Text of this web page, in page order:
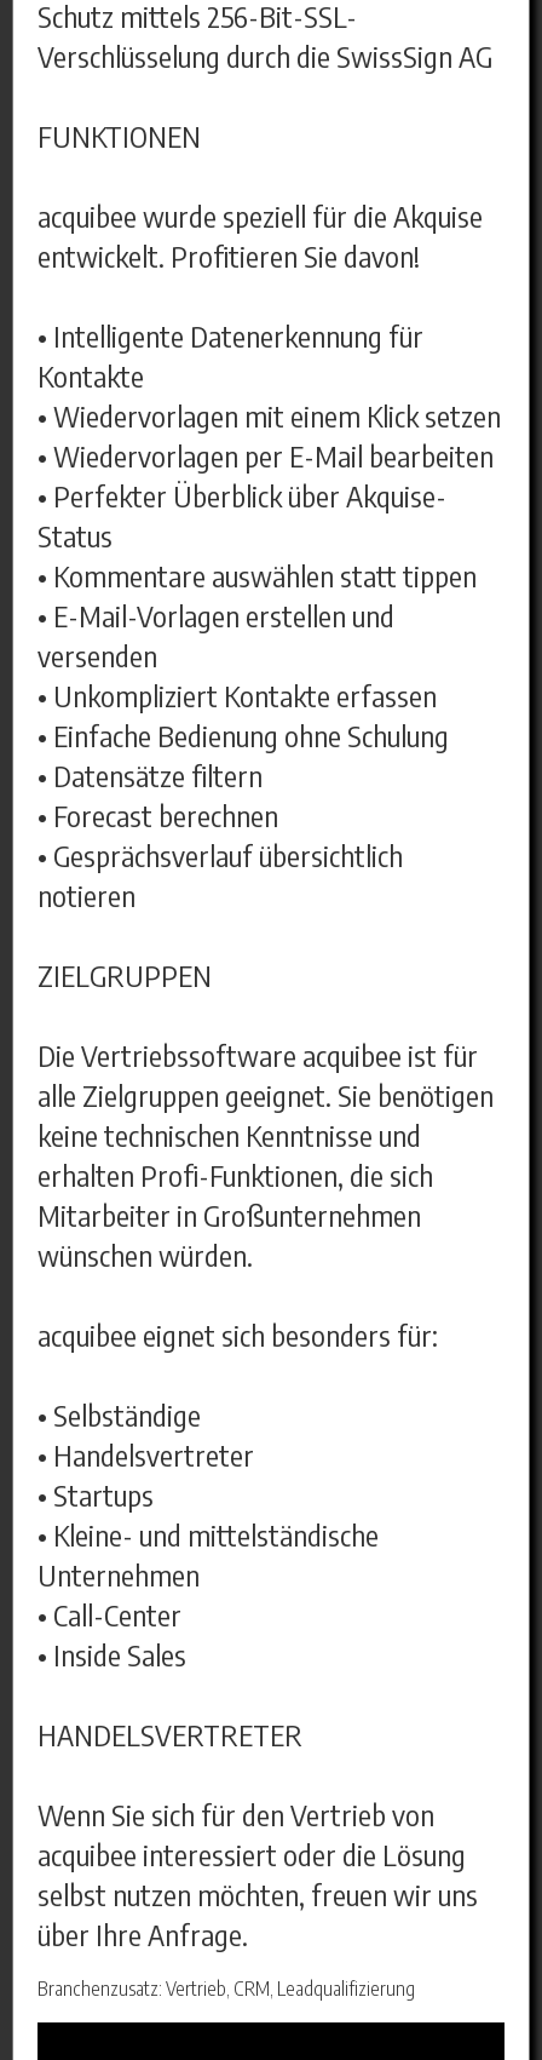
Schutz mittels 256-Bit-SSL-
Verschlüsselung durch die SwissSign AG
FUNKTIONEN
acquibee wurde speziell für die Akquise
entwickelt. Profitieren Sie davon!
• Intelligente Datenerkennung für
Kontakte
• Wiedervorlagen mit einem Klick setzen
• Wiedervorlagen per E-Mail bearbeiten
• Perfekter Überblick über Akquise-
Status
• Kommentare auswählen statt tippen
• E-Mail-Vorlagen erstellen und
versenden
• Unkompliziert Kontakte erfassen
• Einfache Bedienung ohne Schulung
• Datensätze filtern
• Forecast berechnen
• Gesprächsverlauf übersichtlich
notieren
ZIELGRUPPEN
Die Vertriebssoftware acquibee ist für
alle Zielgruppen geeignet. Sie benötigen
keine technischen Kenntnisse und
erhalten Profi-Funktionen, die sich
Mitarbeiter in Großunternehmen
wünschen würden.
acquibee eignet sich besonders für:
• Selbständige
• Handelsvertreter
• Startups
• Kleine- und mittelständische
Unternehmen
• Call-Center
• Inside Sales
HANDELSVERTRETER
Wenn Sie sich für den Vertrieb von
acquibee interessiert oder die Lösung
selbst nutzen möchten, freuen wir uns
über Ihre Anfrage.
Branchenzusatz: Vertrieb, CRM, Leadqualifizierung